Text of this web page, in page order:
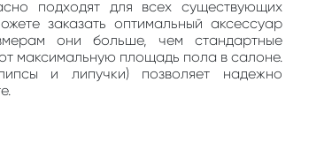
подходят для всех существующих
заказать оптимальный аксессуар
они больше, чем стандартные
максимальную площадь пола в салоне.
и липучки) позволяет надежно